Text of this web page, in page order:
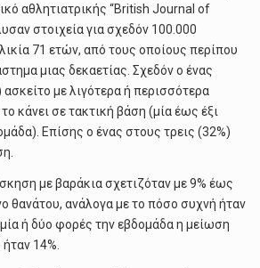
αθλητιατρικής “British Journal of
στοιχεία για σχεδόν 100.000
71 ετών, από τους οποίους περίπου
μιας δεκαετίας. Σχεδόν ο ένας
με λιγότερα ή περισσότερα
κάνει σε τακτική βάση (μία έως έξι
Επίσης ο ένας στους τρεις (32%)
με βαράκια σχετιζόταν με 9% έως
θανάτου, ανάλογα με το πόσο συχνή ήταν
ή δύο φορές την εβδομάδα η μείωση
14%.